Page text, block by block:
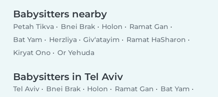
Babysitters nearby
Petah Tikva Bnei Brak Holon
Ramat Gan
Bat Yam
Herzliya Giv‘atayim
Ramat HaSharon
Kiryat Ono
Or Yehuda
Babysitters in Tel Aviv
Tel Aviv Bnei Brak Holon Ramat Gan
Bat Yam